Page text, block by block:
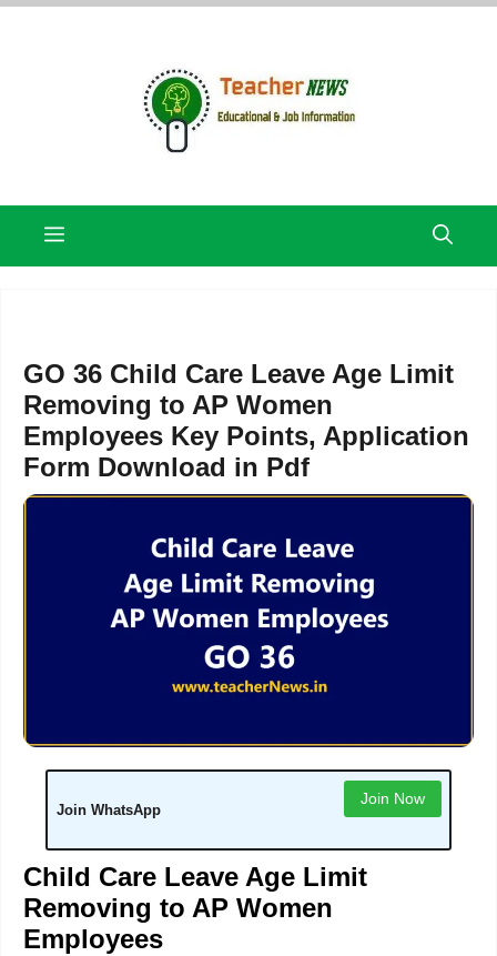
Skip
Menu
GO 36 Child Care Leave Age Limit
Removing to AP Women
Employees Key Points, Application
Form Download in Pdf
Join WhatsApp
Join Now
Child Care Leave Age Limit
Removing to AP Women
Employees